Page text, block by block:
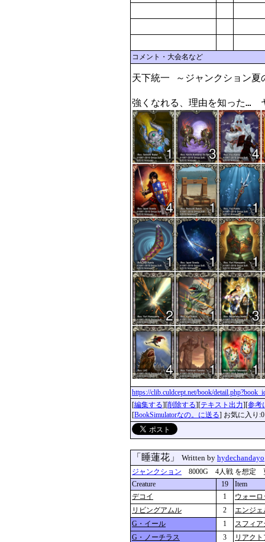
コメント・大会名など
天下統一 ～ジャンクション夏
強くなれる、理由を知った…
https://clib.culdcept.net/book/
[編集する][削除する][テキスト出力][参考
[BookSimulatorなの。に送る] お気に入り:0
「睡蓮花」 Written by hydechandayo
ジャンクション 8000G 4人戦 を想定 更
Creature
19
Item
デコイ
1
ウォー
リビングアムル
2
エンジェ
G・イール
1
スフィ
G・ノーチラス
3
リアク